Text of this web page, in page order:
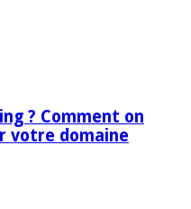
? Comment on
votre domaine